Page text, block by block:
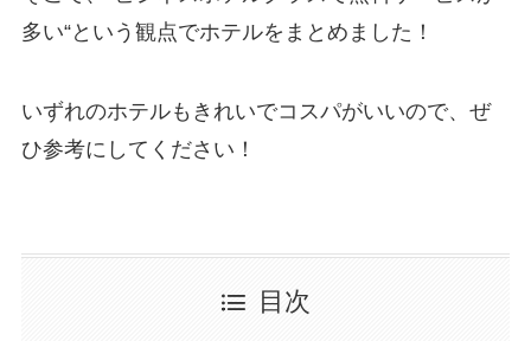
多い“という観点でホテルをまとめました！
いずれのホテルもきれいでコスパがいいので、ぜ
ひ参考にしてください！
目次